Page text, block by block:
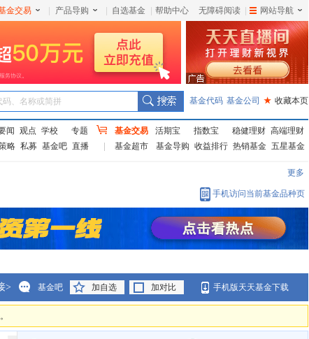
金交易 产品导购 自选基金 帮助中心 无障碍阅读 网站导航
、名称或简拼 基金代码 基金公司 ★ 收藏本页
闻 观点 学校
专题
略 私募 基金吧 直播
基金交易 活期宝 指数宝 稳健理财 高端理财
基金超市
基金导购 收益排行 热销基金 五星基金
更多
手机访问当前基金品种页
> 基金吧 加自选 加对比 手机版天天基金下载